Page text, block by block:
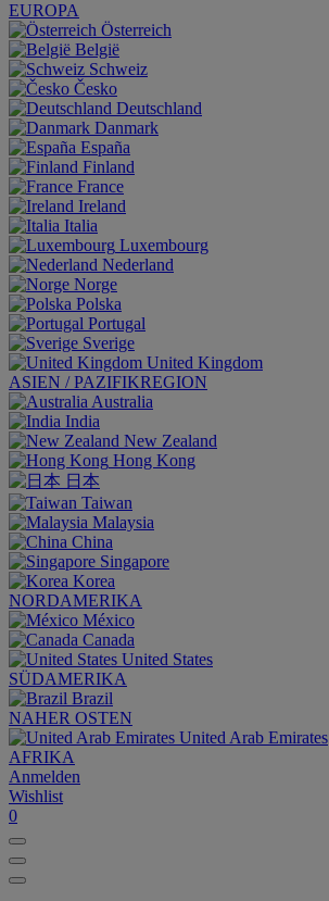
EUROPA
Österreich
België
Schweiz
Česko
Deutschland
Danmark
España
Finland
France
Ireland
Italia
Luxembourg
Nederland
Norge
Polska
Portugal
Sverige
United Kingdom
ASIEN / PAZIFIKREGION
Australia
India
New Zealand
Hong Kong
日本
Taiwan
Malaysia
China
Singapore
Korea
NORDAMERIKA
México
Canada
United States
SÜDAMERIKA
Brazil
NAHER OSTEN
United Arab Emirates
AFRIKA
Anmelden
Wishlist
0